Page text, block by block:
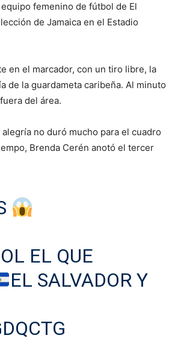
femenino de fútbol de El
de Jamaica en el Estadio
en el marcador, con un tiro libre, la
de la guardameta caribeña. Al minuto
del área.
no duró mucho para el cuadro
Brenda Cerén anotó el tercer
EL QUE
EL SALVADOR Y